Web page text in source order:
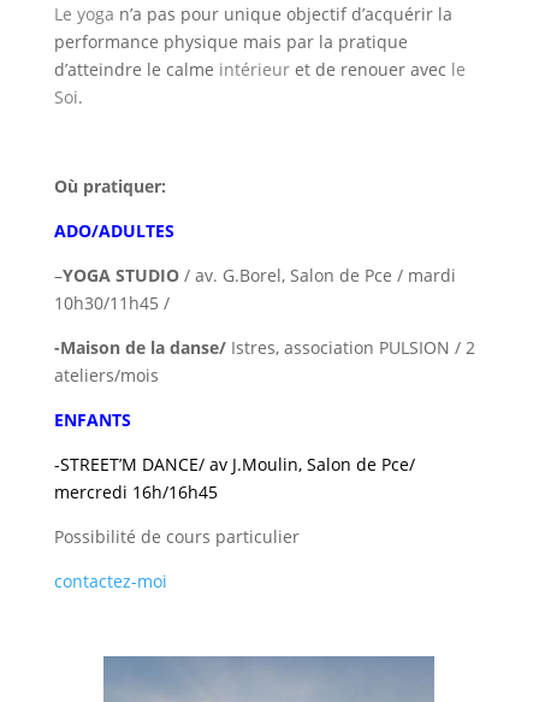
Le yoga n’a pas pour unique objectif d’acquérir la
performance physique mais par la pratique
d’atteindre le calme intérieuret de renouer avec le
Soi.
Où pratiquer:
ADO/ADULTES
–YOGA STUDIO/ av. G.Borel, Salon de Pce / mardi
10h30/11h45 /
-Maison de la danse/Istres, association PULSION / 2
ateliers/mois
ENFANTS
-STREET’M DANCE/ av J.Moulin, Salon de Pce/
mercredi 16h/16h45
Possibilité de cours particulier
contactez-moi